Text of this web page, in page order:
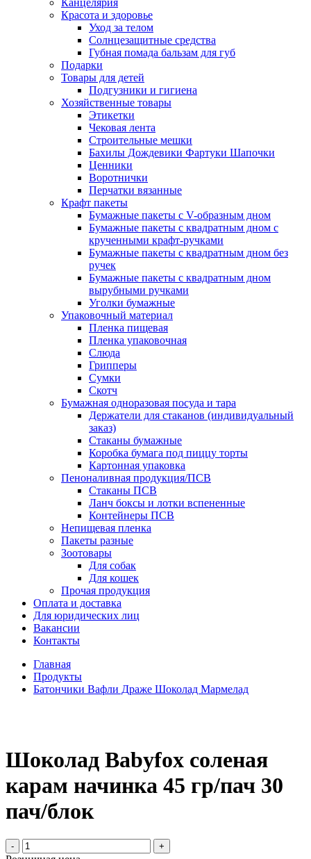
Канцелярия
Красота и здоровье
Уход за телом
Солнцезащитные средства
Губная помада бальзам для губ
Подарки
Товары для детей
Подгузники и гигиена
Хозяйственные товары
Этикетки
Чековая лента
Строительные мешки
Бахилы Дождевики Фартуки Шапочки
Ценники
Воротнички
Перчатки вязанные
Крафт пакеты
Бумажные пакеты с V-образным дном
Бумажные пакеты с квадратным дном с
крученными крафт-ручками
Бумажные пакеты с квадратным дном без
ручек
Бумажные пакеты с квадратным дном
вырубными ручками
Уголки бумажные
Упаковочный материал
Пленка пищевая
Пленка упаковочная
Слюда
Грипперы
Сумки
Скотч
Бумажная одноразовая посуда и тара
Держатели для стаканов (индивидуальный
заказ)
Стаканы бумажные
Коробка бумага под пиццу торты
Картонная упаковка
Пеноналивная продукция/ПСВ
Стаканы ПСВ
Ланч боксы и лотки вспененные
Контейнеры ПСВ
Непищевая пленка
Пакеты разные
Зоотовары
Для собак
Для кошек
Прочая продукция
Оплата и доставка
Для юридических лиц
Вакансии
Контакты
Главная
Продукты
Батончики Вафли Драже Шоколад Мармелад
Шоколад Babyfox соленая
карам начинка 45 гр/пач 30
пач/блок
- +